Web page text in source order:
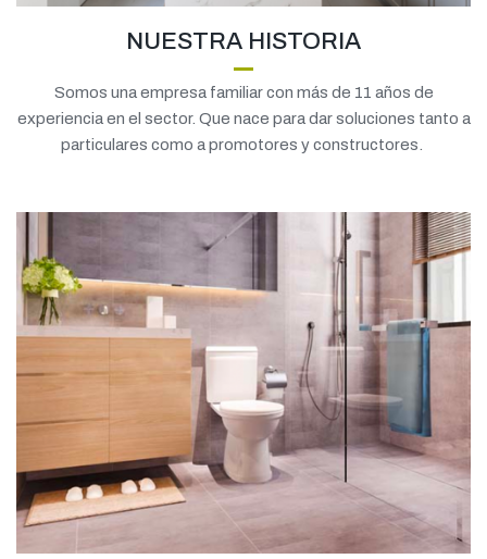
NUESTRA HISTORIA
Somos una empresa familiar con más de 11 años de
experiencia en el sector. Que nace para dar soluciones tanto a
particulares como a promotores y constructores.